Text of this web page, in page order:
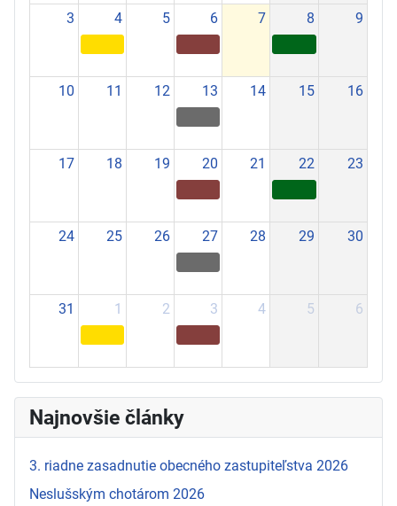
3 4 5 6 7 8 9
10 11 12 13 14 15 16
17 18 19 20 21 22 23
24 25 26 27 28 29 30
31 1 2 3 4 5 6
Najnovšie články
3. riadne zasadnutie obecného zastupiteľstva 2026
Neslušským chotárom 2026